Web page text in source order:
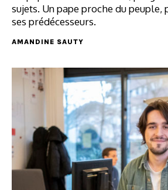
sujets. Un pape proche du peuple,
ses prédécesseurs.
AMANDINE SAUTY